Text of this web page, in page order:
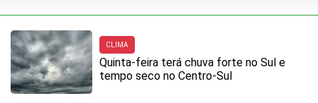
CLIMA
Quinta-feira terá chuva forte no Sul e
tempo seco no Centro-Sul